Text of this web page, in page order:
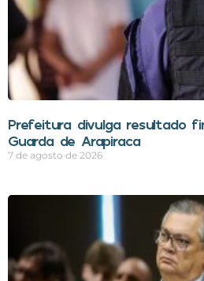
Prefeitura divulga resultado
Guarda de Arapiraca
7 de agosto de 2026